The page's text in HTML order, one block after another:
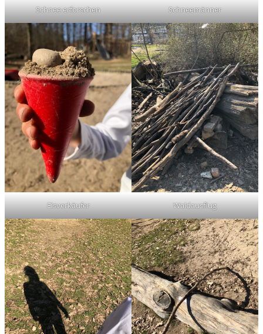
Schnee erforschen Schneemänner
Eisverkäufer Waldausflug